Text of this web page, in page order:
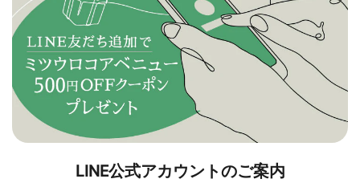
LINE公式アカウントのご案内